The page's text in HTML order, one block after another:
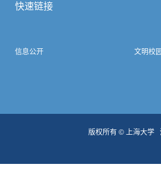
快速链接
信息公开 文明校
版权所有 © 上海大学